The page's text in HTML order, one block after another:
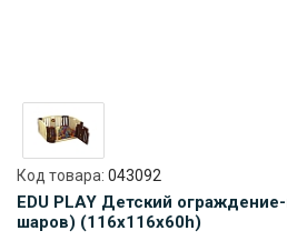
Код товара: 043092
EDU PLAY Детский
шаров) (116х116х60h)